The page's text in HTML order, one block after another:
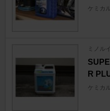
ケミカ
ミノル
R
ケミカ